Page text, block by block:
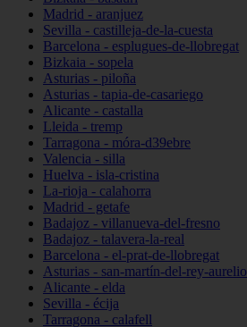
Madrid - aranjuez
Sevilla - castilleja-de-la-cuesta
Barcelona - esplugues-de-llobregat
Bizkaia - sopela
Asturias - piloña
Asturias - tapia-de-casariego
Alicante - castalla
Lleida - tremp
Tarragona - móra-d39ebre
Valencia - silla
Huelva - isla-cristina
La-rioja - calahorra
Madrid - getafe
Badajoz - villanueva-del-fresno
Badajoz - talavera-la-real
Barcelona - el-prat-de-llobregat
Asturias - san-martín-del-rey-aurelio
Alicante - elda
Sevilla - écija
Tarragona - calafell